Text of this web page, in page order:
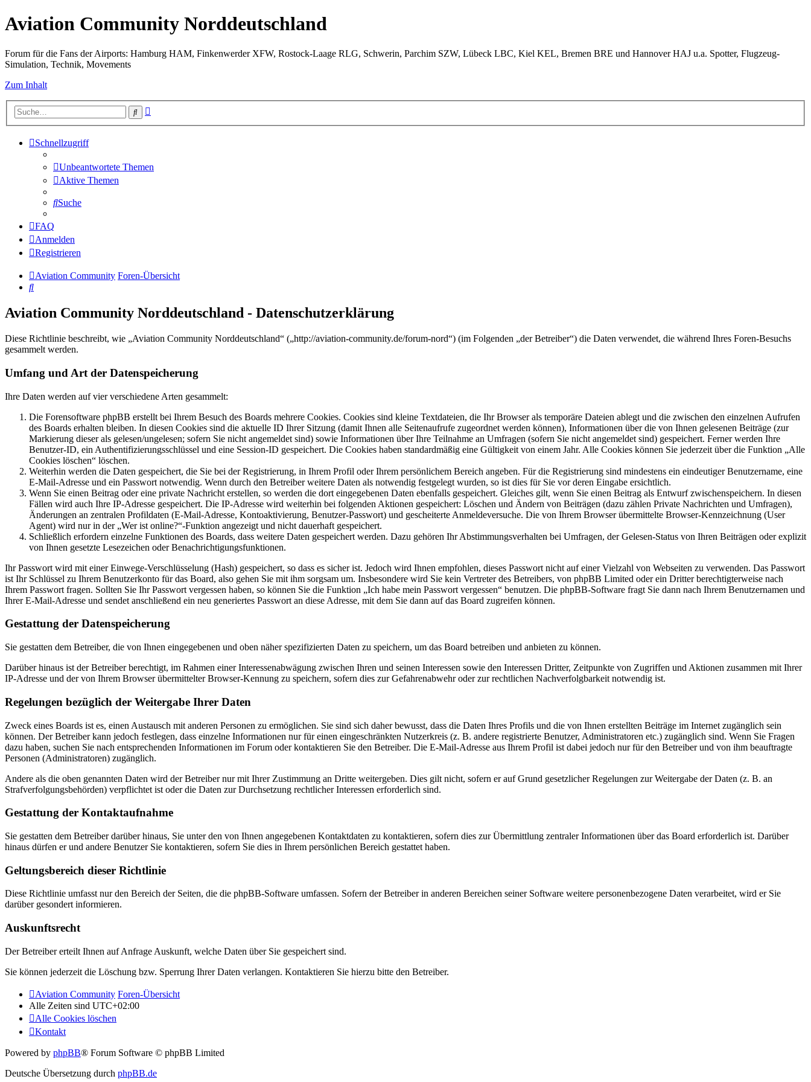
Aviation Community Norddeutschland
Forum für die Fans der Airports: Hamburg HAM, Finkenwerder XFW, Rostock-Laage RLG, Schwerin, Parchim SZW, Lübeck LBC, Kiel KEL, Bremen BRE und Hannover HAJ u.a. Spotter, Flugzeug-
Simulation, Technik, Movements
Zum Inhalt
Suche
Schnellzugriff
Unbeantwortete Themen
Aktive Themen
Suche
FAQ
Anmelden
Registrieren
Aviation Community Foren-Übersicht
Suche
Aviation Community Norddeutschland - Datenschutzerklärung
Diese Richtlinie beschreibt, wie „Aviation Community Norddeutschland“ („http://aviation-community.de/forum-nord“) (im Folgenden „der Betreiber“) die Daten verwendet, die während Ihres Foren-Besuchs
gesammelt werden.
Umfang und Art der Datenspeicherung
Ihre Daten werden auf vier verschiedene Arten gesammelt:
Die Forensoftware phpBB erstellt bei Ihrem Besuch des Boards mehrere Cookies. Cookies sind kleine Textdateien, die Ihr Browser als temporäre Dateien ablegt und die zwischen den einzelnen Aufrufen
des Boards erhalten bleiben. In diesen Cookies sind die aktuelle ID Ihrer Sitzung (damit Ihnen alle Seitenaufrufe zugeordnet werden können), Informationen über die von Ihnen gelesenen Beiträge (zur
Markierung dieser als gelesen/ungelesen; sofern Sie nicht angemeldet sind) sowie Informationen über Ihre Teilnahme an Umfragen (sofern Sie nicht angemeldet sind) gespeichert. Ferner werden Ihre
Benutzer-ID, ein Authentifizierungsschlüssel und eine Session-ID gespeichert. Die Cookies haben standardmäßig eine Gültigkeit von einem Jahr. Alle Cookies können Sie jederzeit über die Funktion „Alle
Cookies löschen“ löschen.
Weiterhin werden die Daten gespeichert, die Sie bei der Registrierung, in Ihrem Profil oder Ihrem persönlichem Bereich angeben. Für die Registrierung sind mindestens ein eindeutiger Benutzername, eine
E-Mail-Adresse und ein Passwort notwendig. Wenn durch den Betreiber weitere Daten als notwendig festgelegt wurden, so ist dies für Sie vor deren Eingabe ersichtlich.
Wenn Sie einen Beitrag oder eine private Nachricht erstellen, so werden die dort eingegebenen Daten ebenfalls gespeichert. Gleiches gilt, wenn Sie einen Beitrag als Entwurf zwischenspeichern. In diesen
Fällen wird auch Ihre IP-Adresse gespeichert. Die IP-Adresse wird weiterhin bei folgenden Aktionen gespeichert: Löschen und Ändern von Beiträgen (dazu zählen Private Nachrichten und Umfragen),
Änderungen an zentralen Profildaten (E-Mail-Adresse, Kontoaktivierung, Benutzer-Passwort) und gescheiterte Anmeldeversuche. Die von Ihrem Browser übermittelte Browser-Kennzeichnung (User
Agent) wird nur in der „Wer ist online?“-Funktion angezeigt und nicht dauerhaft gespeichert.
Schließlich erfordern einzelne Funktionen des Boards, dass weitere Daten gespeichert werden. Dazu gehören Ihr Abstimmungsverhalten bei Umfragen, der Gelesen-Status von Ihren Beiträgen oder explizit
von Ihnen gesetzte Lesezeichen oder Benachrichtigungsfunktionen.
Ihr Passwort wird mit einer Einwege-Verschlüsselung (Hash) gespeichert, so dass es sicher ist. Jedoch wird Ihnen empfohlen, dieses Passwort nicht auf einer Vielzahl von Webseiten zu verwenden. Das Passwort
ist Ihr Schlüssel zu Ihrem Benutzerkonto für das Board, also gehen Sie mit ihm sorgsam um. Insbesondere wird Sie kein Vertreter des Betreibers, von phpBB Limited oder ein Dritter berechtigterweise nach
Ihrem Passwort fragen. Sollten Sie Ihr Passwort vergessen haben, so können Sie die Funktion „Ich habe mein Passwort vergessen“ benutzen. Die phpBB-Software fragt Sie dann nach Ihrem Benutzernamen und
Ihrer E-Mail-Adresse und sendet anschließend ein neu generiertes Passwort an diese Adresse, mit dem Sie dann auf das Board zugreifen können.
Gestattung der Datenspeicherung
Sie gestatten dem Betreiber, die von Ihnen eingegebenen und oben näher spezifizierten Daten zu speichern, um das Board betreiben und anbieten zu können.
Darüber hinaus ist der Betreiber berechtigt, im Rahmen einer Interessenabwägung zwischen Ihren und seinen Interessen sowie den Interessen Dritter, Zeitpunkte von Zugriffen und Aktionen zusammen mit Ihrer
IP-Adresse und der von Ihrem Browser übermittelter Browser-Kennung zu speichern, sofern dies zur Gefahrenabwehr oder zur rechtlichen Nachverfolgbarkeit notwendig ist.
Regelungen bezüglich der Weitergabe Ihrer Daten
Zweck eines Boards ist es, einen Austausch mit anderen Personen zu ermöglichen. Sie sind sich daher bewusst, dass die Daten Ihres Profils und die von Ihnen erstellten Beiträge im Internet zugänglich sein
können. Der Betreiber kann jedoch festlegen, dass einzelne Informationen nur für einen eingeschränkten Nutzerkreis (z. B. andere registrierte Benutzer, Administratoren etc.) zugänglich sind. Wenn Sie Fragen
dazu haben, suchen Sie nach entsprechenden Informationen im Forum oder kontaktieren Sie den Betreiber. Die E-Mail-Adresse aus Ihrem Profil ist dabei jedoch nur für den Betreiber und von ihm beauftragte
Personen (Administratoren) zugänglich.
Andere als die oben genannten Daten wird der Betreiber nur mit Ihrer Zustimmung an Dritte weitergeben. Dies gilt nicht, sofern er auf Grund gesetzlicher Regelungen zur Weitergabe der Daten (z. B. an
Strafverfolgungsbehörden) verpflichtet ist oder die Daten zur Durchsetzung rechtlicher Interessen erforderlich sind.
Gestattung der Kontaktaufnahme
Sie gestatten dem Betreiber darüber hinaus, Sie unter den von Ihnen angegebenen Kontaktdaten zu kontaktieren, sofern dies zur Übermittlung zentraler Informationen über das Board erforderlich ist. Darüber
hinaus dürfen er und andere Benutzer Sie kontaktieren, sofern Sie dies in Ihrem persönlichen Bereich gestattet haben.
Geltungsbereich dieser Richtlinie
Diese Richtlinie umfasst nur den Bereich der Seiten, die die phpBB-Software umfassen. Sofern der Betreiber in anderen Bereichen seiner Software weitere personenbezogene Daten verarbeitet, wird er Sie
darüber gesondert informieren.
Auskunftsrecht
Der Betreiber erteilt Ihnen auf Anfrage Auskunft, welche Daten über Sie gespeichert sind.
Sie können jederzeit die Löschung bzw. Sperrung Ihrer Daten verlangen. Kontaktieren Sie hierzu bitte den Betreiber.
Aviation Community Foren-Übersicht
Alle Zeiten sind UTC+02:00
Alle Cookies löschen
Kontakt
Powered by phpBB® Forum Software © phpBB Limited
Deutsche Übersetzung durch phpBB.de